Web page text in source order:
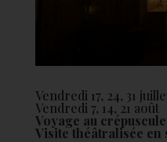
Vendredi 17, 24, 31
Vendredi 7, 14, 21 août
Voyage au crépuscule
Visite théâtralisée en